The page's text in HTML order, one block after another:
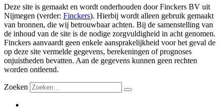
Deze site is gemaakt en wordt onderhouden door Finckers BV uit
Nijmegen (verder: Finckers). Hierbij wordt alleen gebruik gemaakt
van bronnen, die wij betrouwbaar achten. Bij de samenstelling van
de inhoud van de site is de nodige zorgvuldigheid in acht genomen.
Finckers aanvaardt geen enkele aansprakelijkheid voor het geval de
op deze site vermelde gegevens, berekeningen of prognoses
onjuistheden bevatten. Aan de gegevens kunnen geen rechten
worden ontleend.
Zoeken